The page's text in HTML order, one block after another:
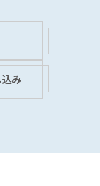
み